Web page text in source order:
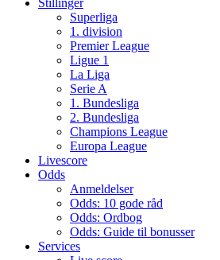
Stillinger
Superliga
1. division
Premier League
Ligue 1
La Liga
Serie A
1. Bundesliga
2. Bundesliga
Champions League
Europa League
Livescore
Odds
Anmeldelser
Odds: 10 gode råd
Odds: Ordbog
Odds: Guide til bonusser
Services